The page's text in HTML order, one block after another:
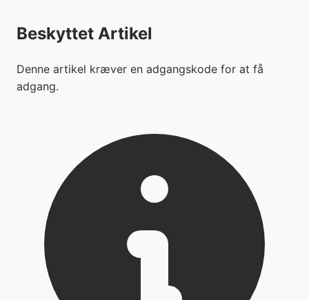
Beskyttet Artikel
Denne artikel kræver en adgangskode for at få
adgang.